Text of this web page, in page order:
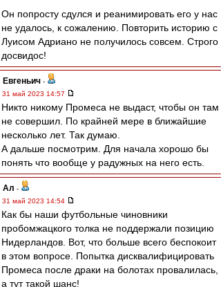
Он попросту сдулся и реанимировать его у нас
не удалось, к сожалению. Повторить историю с
Луисом Адриано не получилось совсем. Строго
досвидос!
Евгеньич -
31 май 2023 14:57
Никто никому Промеса не выдаст, чтобы он там
не совершил. По крайней мере в ближайшие
несколько лет. Так думаю.
А дальше посмотрим. Для начала хорошо бы
понять что вообще у радужных на него есть.
Ал -
31 май 2023 14:54
Как бы наши футбольные чиновники
пробомжацкого толка не поддержали позицию
Нидерландов. Вот, что больше всего беспокоит
в этом вопросе. Попытка дисквалифицировать
Промеса после драки на болотах провалилась,
а тут такой шанс!